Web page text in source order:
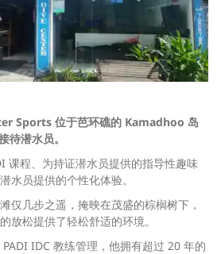
Sports 位于芭环礁的 Kamadhoo 岛
待潜水员。
课程、为持证潜水员提供的指导性趣味
水员提供的个性化体验。
仅几步之遥，掩映在茂盛的棕榈树下，
放松提供了轻松舒适的环境。
IDC 教练管理，他拥有超过 20 年的